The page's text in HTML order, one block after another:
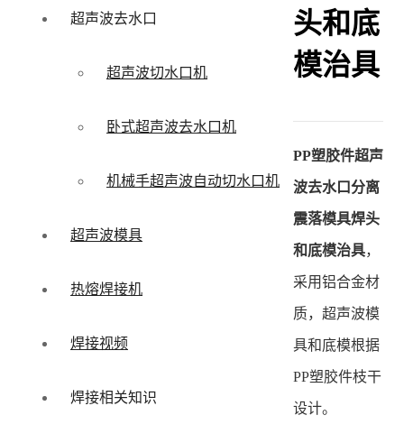
超声波去水口
超声波切水口机
卧式超声波去水口机
机械手超声波自动切水口机
超声波模具
热熔焊接机
焊接视频
焊接相关知识
头和底
模治具
PP塑胶件超声
波去水口分离
震落模具焊头
和底模治具，
采用铝合金材
质，超声波模
具和底模根据
PP塑胶件枝干
设计。